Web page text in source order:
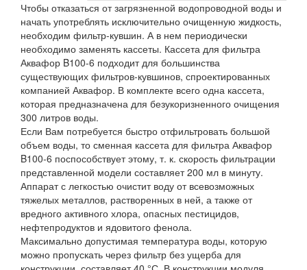
Чтобы отказаться от загрязненной водопроводной воды и
начать употреблять исключительно очищенную жидкость,
необходим фильтр-кувшин. А в нем периодически
необходимо заменять кассеты. Кассета для фильтра
Аквафор B100-6 подходит для большинства
существующих фильтров-кувшинов, спроектированных
компанией Аквафор. В комплекте всего одна кассета,
которая предназначена для безукоризненного очищения
300 литров воды.
Если Вам потребуется быстро отфильтровать большой
объем воды, то сменная кассета для фильтра Аквафор
B100-6 поспособствует этому, т. к. скорость фильтрации
представленной модели составляет 200 мл в минуту.
Аппарат с легкостью очистит воду от всевозможных
тяжелых металлов, растворенных в ней, а также от
вредного активного хлора, опасных пестицидов,
нефтепродуктов и ядовитого фенола.
Максимально допустимая температура воды, которую
можно пропускать через фильтр без ущерба для